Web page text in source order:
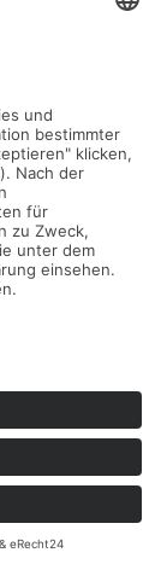
über neue
informiert.